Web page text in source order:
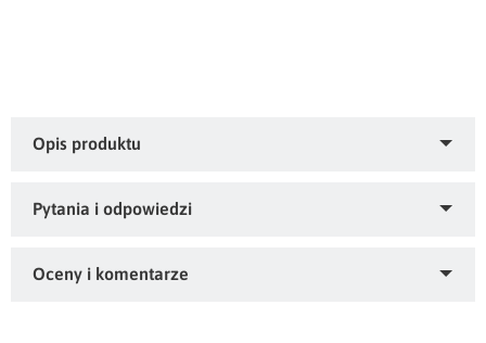
Skład: 100% poliester
Zapytaj o produkt